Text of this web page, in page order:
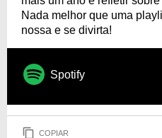
Nada melhor que uma
nossa e se divirta!
Spotify
COPIAR